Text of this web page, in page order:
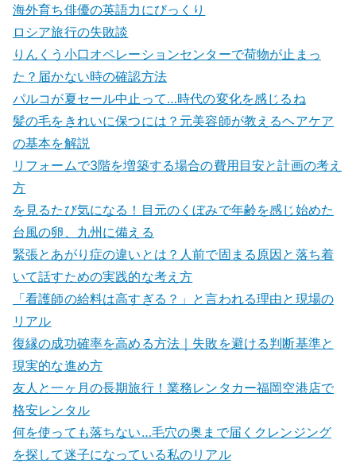
海外育ち俳優の英語力にびっくり
ロシア旅行の失敗談
りんくう小口オペレーションセンターで荷物が止まっ
た？届かない時の確認方法
パルコが夏セール中止って…時代の変化を感じるね
髪の毛をきれいに保つには？元美容師が教えるヘアケア
の基本を解説
リフォームで3階を増築する場合の費用目安と計画の考え
方
を見るたび気になる！目元のくぼみで年齢を感じ始めた
台風の卵、九州に備える
緊張とあがり症の違いとは？人前で固まる原因と落ち着
いて話すための実践的な考え方
「看護師の給料は高すぎる？」と言われる理由と現場の
リアル
復縁の成功確率を高める方法｜失敗を避ける判断基準と
現実的な進め方
友人と一ヶ月の長期旅行！業務レンタカー福岡空港店で
格安レンタル
何を使っても落ちない…毛穴の奥まで届くクレンジング
を探して迷子になっている私のリアル